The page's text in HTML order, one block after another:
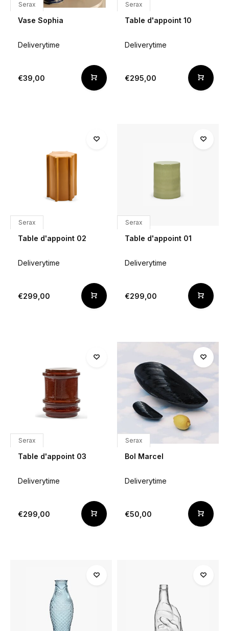
Serax
Vase Sophia
Deliverytime
€39,00
Serax
Table d'appoint 10
Deliverytime
€295,00
Serax
Table d'appoint 02
Deliverytime
€299,00
Serax
Table d'appoint 01
Deliverytime
€299,00
Serax
Table d'appoint 03
Deliverytime
€299,00
Serax
Bol Marcel
Deliverytime
€50,00